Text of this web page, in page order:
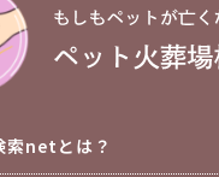
索netとは？